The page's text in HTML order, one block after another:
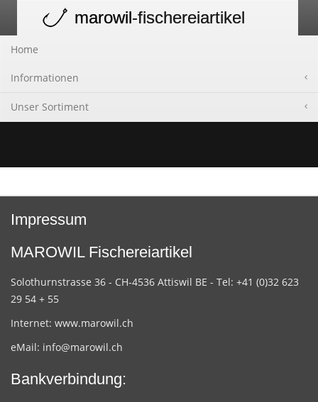
navigation
marowil-fischereiartikel
Home
Informationen
Unser Sortiment
Impressum
MAROWIL Fischereiartikel
Solothurnstrasse 36 - CH-4536 Attiswil BE - Tel: +41 (0)32 623
29 54 + 55
Internet: www.marowil.ch
eMail: info@marowil.ch
Bankverbindung: